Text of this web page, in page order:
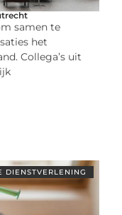
samen te
het
Collega’s uit
DIENSTVERLENING